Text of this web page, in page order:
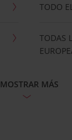
TODO
TODAS
MOSTRAR MÁS